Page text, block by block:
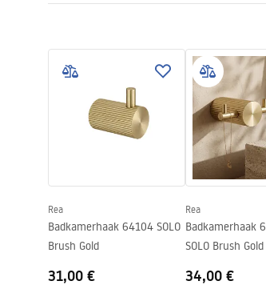
Montagewijze
Warranty_Terms_and_Conditions_
Accessories_-_24.pdf
Rea
Badkamerhaak 64104 SOLO
Brush Gold
31,00 €
Rea
Badkamerhaak
SOLO Brush Gold
34,00 €